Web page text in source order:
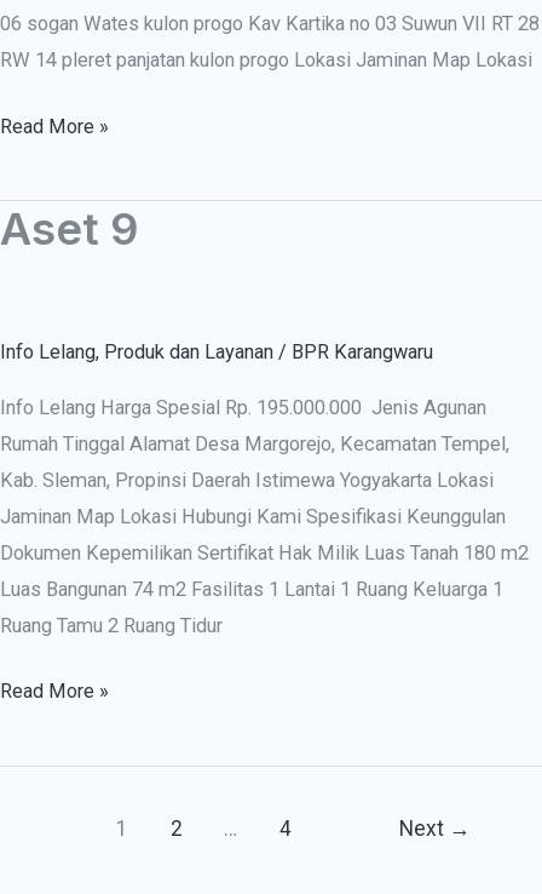
06 sogan Wates kulon progo Kav Kartika no 03 Suwun VII RT 28
RW 14 pleret panjatan kulon progo Lokasi Jaminan Map Lokasi
Read More »
Aset 9
Info Lelang, Produk dan Layanan / BPR Karangwaru
Info Lelang Harga Spesial Rp. 195.000.000 Jenis Agunan
Rumah Tinggal Alamat Desa Margorejo, Kecamatan Tempel,
Kab. Sleman, Propinsi Daerah Istimewa Yogyakarta Lokasi
Jaminan Map Lokasi Hubungi Kami Spesifikasi Keunggulan
Dokumen Kepemilikan Sertifikat Hak Milik Luas Tanah 180 m2
Luas Bangunan 74 m2 Fasilitas 1 Lantai 1 Ruang Keluarga 1
Ruang Tamu 2 Ruang Tidur
Aset
Read More »
1 2 … 4 Next →